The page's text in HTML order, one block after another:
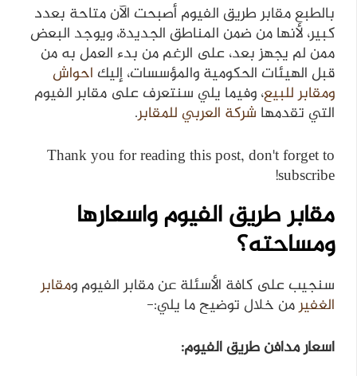
بالطبع مقابر طريق الفيوم أصبحت الآن متاحة بعدد
كبير، لأنها من ضمن المناطق الجديدة، ويوجد البعض
ممن لم يجهز بعد، على الرغم من بدء العمل به من
قبل الهيئات الحكومية والمؤسسات، إليكاحواش
ومقابر للبيع، وفيما يلي سنتعرف على مقابر الفيوم
التي تقدمها شركة العربي للمقابر.
Thank you for reading this post, don't forget to
subscribe!
مقابر طريق الفيوم واسعارها
ومساحته؟
سنجيب على كافة الأسئلة عن مقابر الفيوم ومقابر
الغفيرمن خلال توضيح ما يلي:-
اسعار مدافن طريق الفيوم: